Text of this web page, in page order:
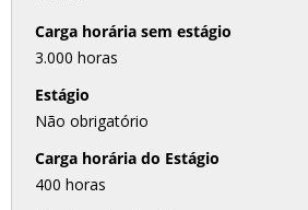
Carga horária sem estágio
3.000 horas
Estágio
Não obrigatório
Carga horária do Estágio
400 horas